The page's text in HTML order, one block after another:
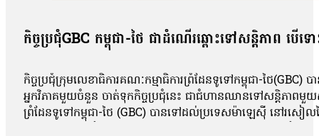
កិច្ច​ប្រជុំ​GBC ​កម្ពុជា-​ថៃ ​ជា​ដំណើរ​ឆ្ពោះ​ទៅ​សន្តិភាព
កិច្ចប្រជុំក្រុមលេខាធិការគណៈកម្មាធិការព្រំដែនទូទៅកម្ពុជា-ថៃ
អ្នកវិភាគមួយចំនួន ចាត់ទុកកិច្ចប្រជុំនេះ ជាជំហានឈានទៅសន្តិភាពមួ
ព្រំដែនទូទៅកម្ពុជា-ថៃ (GBC) បានទៅដល់ប្រទេសម៉ាឡេស៊ី នៅរសៀលថ្